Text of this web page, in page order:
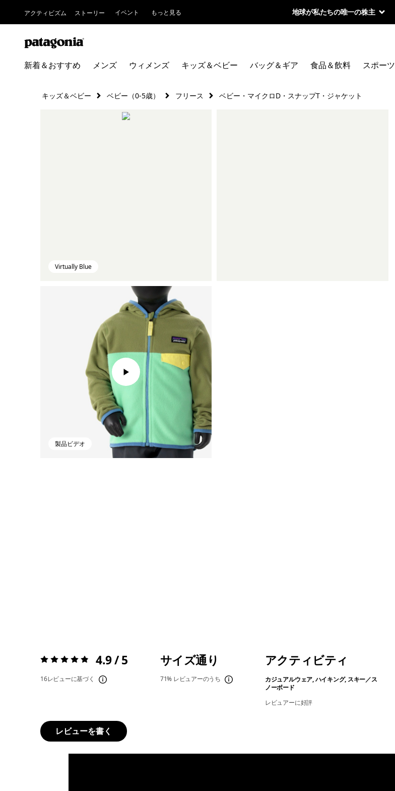
アクティビズム ストーリー イベント もっと見る 地球が私たちの唯一の株主
新着＆おすすめ メンズ ウィメンズ キッズ＆ベビー バッグ＆ギア 食品＆飲料 スポーツ
キッズ＆ベビー ベビー（0-5歳） フリース ベビー・マイクロD・スナップT・ジャケット
Virtually Blue
製品ビデオ
評価:4.9 / 5 4.9 / 5
16レビューに基づく
サイズ通り
71% レビュアーのうち
アクティビティ
カジュアルウェア, ハイキング, スキー／ス
ノーボード
レビュアーに好評
レビューを書く